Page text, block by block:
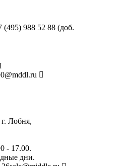
988 52 88 (доб.
Лобня,
- 17.00.
дни.